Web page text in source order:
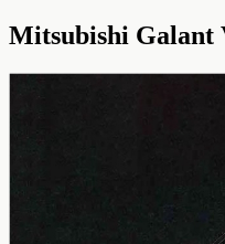
Mitsubishi Galant